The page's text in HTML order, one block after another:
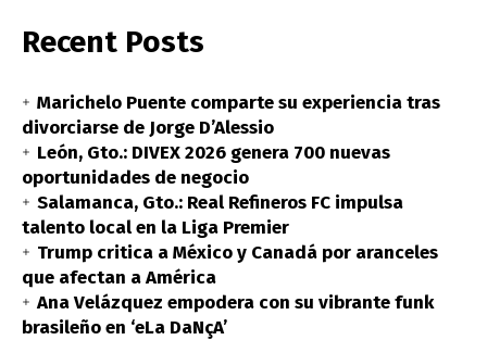
Recent Posts
Marichelo Puente comparte su experiencia tras
divorciarse de Jorge D’Alessio
León, Gto.: DIVEX 2026 genera 700 nuevas
oportunidades de negocio
Salamanca, Gto.: Real Refineros FC impulsa
talento local en la Liga Premier
Trump critica a México y Canadá por aranceles
que afectan a América
Ana Velázquez empodera con su vibrante funk
brasileño en ‘eLa DaNçA’